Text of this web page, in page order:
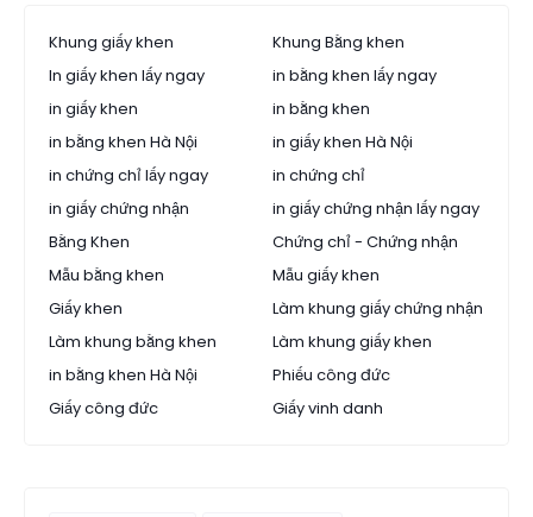
Khung giấy khen
Khung Bằng khen
In giấy khen lấy ngay
in bằng khen lấy ngay
in giấy khen
in bằng khen
in bằng khen Hà Nội
in giấy khen Hà Nội
in chứng chỉ lấy ngay
in chứng chỉ
in giấy chứng nhận
in giấy chứng nhận lấy ngay
Bằng Khen
Chứng chỉ - Chứng nhận
Mẫu bằng khen
Mẫu giấy khen
Giấy khen
Làm khung giấy chứng nhận
Làm khung bằng khen
Làm khung giấy khen
in bằng khen Hà Nội
Phiếu công đức
Giấy công đức
Giấy vinh danh